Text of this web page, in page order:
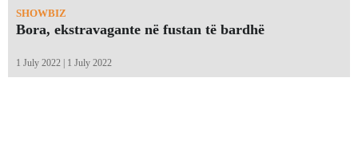
SHOWBIZ
Bora, ekstravagante në fustan të bardhë
1 July 2022 | 1 July 2022